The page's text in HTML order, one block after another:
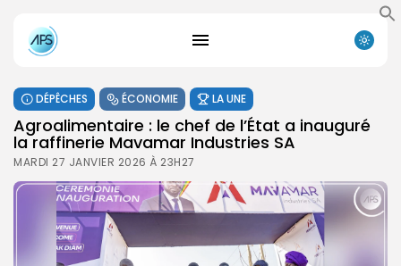
DÉPÊCHES ÉCONOMIE LA UNE
Agroalimentaire : le chef de l’État a inauguré
la raffinerie Mavamar Industries SA
MARDI 27 JANVIER 2026 À 23H27